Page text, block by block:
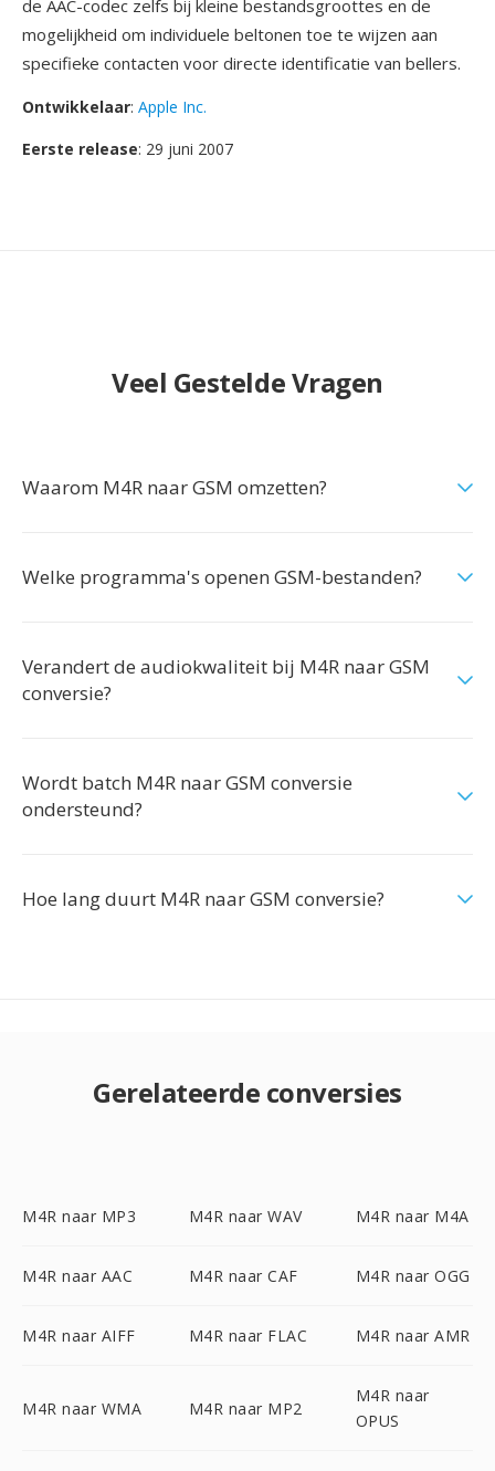
de AAC-codec zelfs bij kleine bestandsgroottes en de
mogelijkheid om individuele beltonen toe te wijzen aan
specifieke contacten voor directe identificatie van bellers.
Ontwikkelaar: Apple Inc.
Eerste release: 29 juni 2007
Veel Gestelde Vragen
Waarom M4R naar GSM omzetten?
Welke programma's openen GSM-bestanden?
Verandert de audiokwaliteit bij M4R naar GSM
conversie?
Wordt batch M4R naar GSM conversie
ondersteund?
Hoe lang duurt M4R naar GSM conversie?
Gerelateerde conversies
M4R naar MP3 M4R naar WAV M4R naar M4A
M4R naar AAC M4R naar CAF M4R naar OGG
M4R naar AIFF M4R naar FLAC M4R naar AMR
M4R naar WMA M4R naar MP2
M4R naar
OPUS